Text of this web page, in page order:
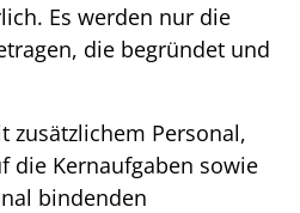
Es werden nur die
die begründet und
zusätzlichem Personal,
die Kernaufgaben sowie
bindenden